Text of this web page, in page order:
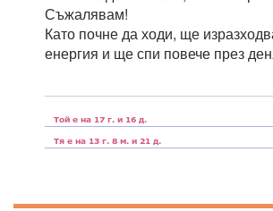
Съжалявам!
Като почне да ходи, ще
енергия и ще спи повече през